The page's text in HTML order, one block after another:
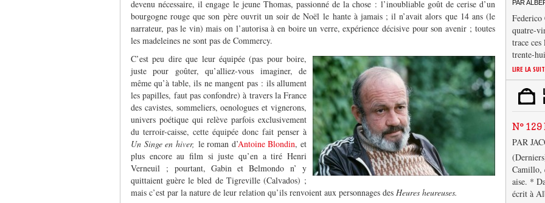
devenu nécessaire, il engage le jeune Thomas, passionné de la chose : l’inoubliable goût de cerise d’un
bourgogne rouge que son père ouvrit un soir de Noël le hante à jamais ; il n’avait alors que 14 ans (le
narrateur, pas le vin) mais on l’autorisa à en boire un verre, expérience décisive pour son avenir ; toutes
les madeleines ne sont pas de Commercy.
C’est peu dire que leur équipée (pas pour boire,
juste pour goûter, qu’alliez-vous imaginer, de
même qu’à table, ils ne mangent pas : ils allument
les papilles, faut pas confondre) à travers la France
des cavistes, sommeliers, oenologues et vignerons,
univers poétique qui relève parfois exclusivement
du terroir-caisse, cette équipée donc fait penser à
Un Singe en hiver, le roman d’Antoine Blondin, et
plus encore au film si juste qu’en a tiré Henri
Verneuil ; pourtant, Gabin et Belmondo n’ y
quittaient guère le bled de Tigreville (Calvados) ;
mais c’est par la nature de leur relation qu’ils renvoient aux personnages des Heures heureuses.
PAR
quatre-
trace
trente-
LIRE LA
N°
PAR
Camillo,
aise. *
écrit à